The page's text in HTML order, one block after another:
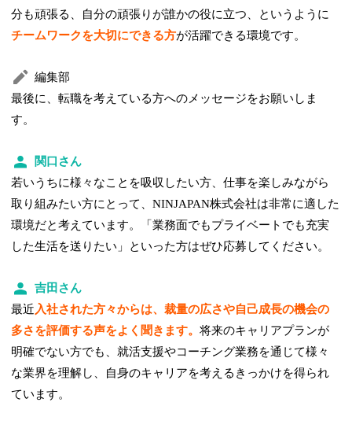
分も頑張る、自分の頑張りが誰かの役に立つ、というように
チームワークを大切にできる方が活躍できる環境です。
編集部
最後に、転職を考えている方へのメッセージをお願いしま
す。
関口さん
若いうちに様々なことを吸収したい方、仕事を楽しみながら
取り組みたい方にとって、NINJAPAN株式会社は非常に適した
環境だと考えています。「業務面でもプライベートでも充実
した生活を送りたい」といった方はぜひ応募してください。
吉田さん
最近 入社された方々からは、裁量の広さや自己成長の機会の
多さを評価する声をよく聞きます。将来のキャリアプランが
明確でない方でも、就活支援やコーチング業務を通じて様々
な業界を理解し、自身のキャリアを考えるきっかけを得られ
ています。